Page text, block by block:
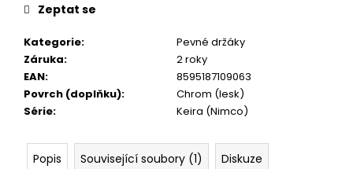
Kategorie:
Pevné držáky
Záruka:
2 roky
EAN:
8595187109063
Povrch (doplňku):
Chrom (lesk)
Série: Keira (Nimco)
Zeptat se
Popis Související soubory (1) Diskuze